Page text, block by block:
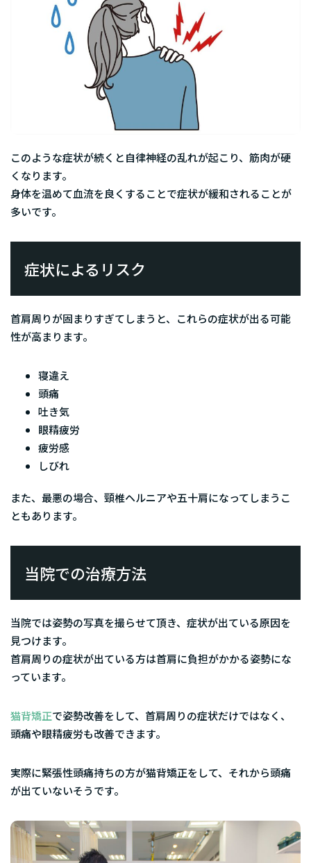
このような症状が続くと自律神経の乱れが起こり、筋肉が硬
くなります。
身体を温めて血流を良くすることで症状が緩和されることが
多いです。
症状によるリスク
首肩周りが固まりすぎてしまうと、これらの症状が出る可能
性が高まります。
寝違え
頭痛
吐き気
眼精疲労
疲労感
しびれ
また、最悪の場合、頸椎ヘルニアや五十肩になってしまうこ
ともあります。
当院での治療方法
当院では姿勢の写真を撮らせて頂き、症状が出ている原因を
見つけます。
首肩周りの症状が出ている方は首肩に負担がかかる姿勢にな
っています。
猫背矯正で姿勢改善をして、首肩周りの症状だけではなく、
頭痛や眼精疲労も改善できます。
実際に緊張性頭痛持ちの方が猫背矯正をして、それから頭痛
が出ていないそうです。